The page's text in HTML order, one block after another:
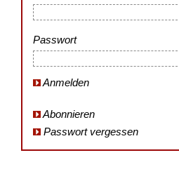
Passwort
Anmelden
Abonnieren
Passwort vergessen